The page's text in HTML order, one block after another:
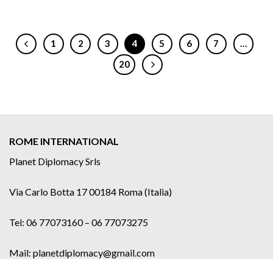
1 2 3 4 5 6 7
…
20
ROME INTERNATIONAL
Planet Diplomacy Srls
Via Carlo Botta 17 00184 Roma (Italia)
Tel: 06 77073160 – 06 77073275
Mail: planetdiplomacy@gmail.com